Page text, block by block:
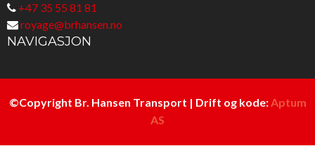
+47 35 55 81 81
royage@brhansen.no
NAVIGASJON
©Copyright Br. Hansen Transport | Drift og kode: Aptum
AS